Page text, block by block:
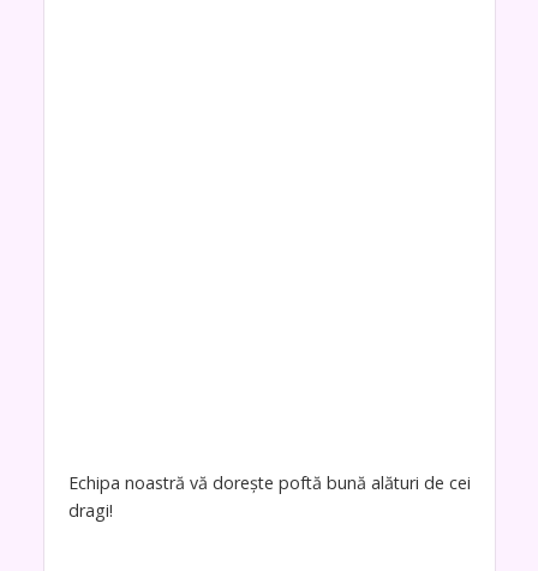
Echipa noastră vă dorește poftă bună alături de cei
dragi!